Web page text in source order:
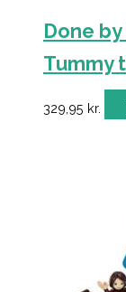
Done
Tummy
329,95 kr.